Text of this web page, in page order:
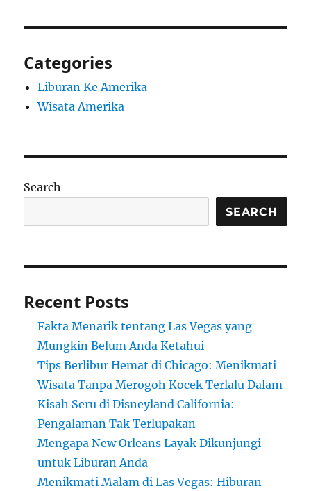
Categories
Liburan Ke Amerika
Wisata Amerika
Search
SEARCH
Recent Posts
Fakta Menarik tentang Las Vegas yang
Mungkin Belum Anda Ketahui
Tips Berlibur Hemat di Chicago: Menikmati
Wisata Tanpa Merogoh Kocek Terlalu Dalam
Kisah Seru di Disneyland California:
Pengalaman Tak Terlupakan
Mengapa New Orleans Layak Dikunjungi
untuk Liburan Anda
Menikmati Malam di Las Vegas: Hiburan